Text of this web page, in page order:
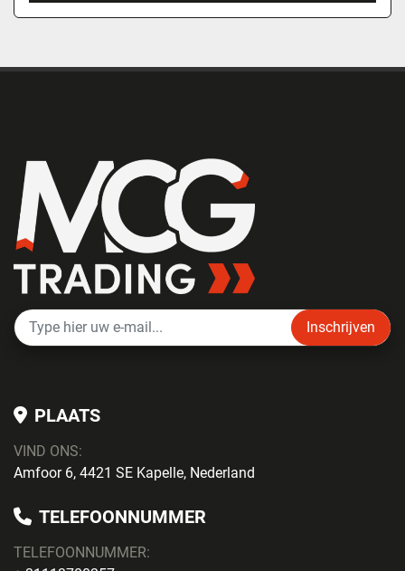
Inschrijven
PLAATS
VIND ONS:
Amfoor 6, 4421 SE Kapelle, Nederland
TELEFOONNUMMER
TELEFOONNUMMER: